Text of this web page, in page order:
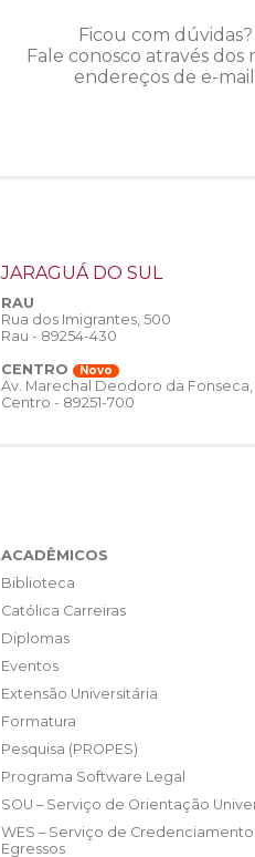
Ficou com dúvidas?
Fale conosco através dos
endereços de e-
JARAGUÁ DO SUL
RAU
Rua dos Imigrantes, 500
Rau - 89254-430
CENTRO
Novo
Av. Marechal Deodoro da Fonseca,
Centro - 89251-700
ACADÊMICOS
Biblioteca
Católica Carreiras
Diplomas
Eventos
Extensão Universitária
Formatura
Pesquisa (PROPES)
Programa Software Legal
SOU – Serviço de Orientação
WES – Serviço de Credenciamento
Egressos